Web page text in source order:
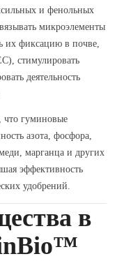
и фенольных
микроэлементы
их фиксацию в почве,
стимулировать
деятельность
что гуминовые
азота, фосфора,
марганца и других
эффективность
удобрений.
в